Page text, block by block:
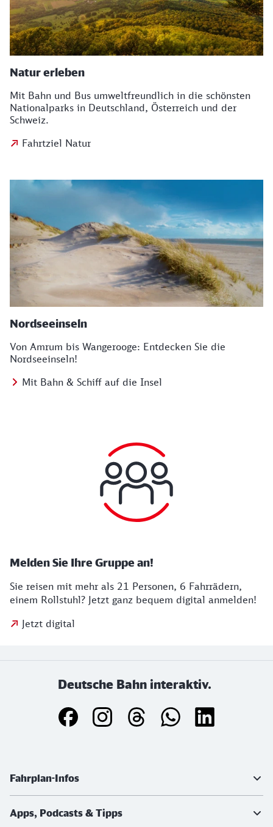
Natur erleben
Mit Bahn und Bus umweltfreundlich in die schönsten
Nationalparks in Deutschland, Österreich und der
Schweiz.
Fahrtziel Natur
Nordseeinseln
Von Amrum bis Wangerooge: Entdecken Sie die
Nordseeinseln!
Mit Bahn & Schiff auf die Insel
Melden Sie Ihre Gruppe an!
Sie reisen mit mehr als 21 Personen, 6 Fahrrädern,
einem Rollstuhl? Jetzt ganz bequem digital anmelden!
Jetzt digital
Deutsche Bahn interaktiv.
Fahrplan-Infos
Apps, Podcasts & Tipps